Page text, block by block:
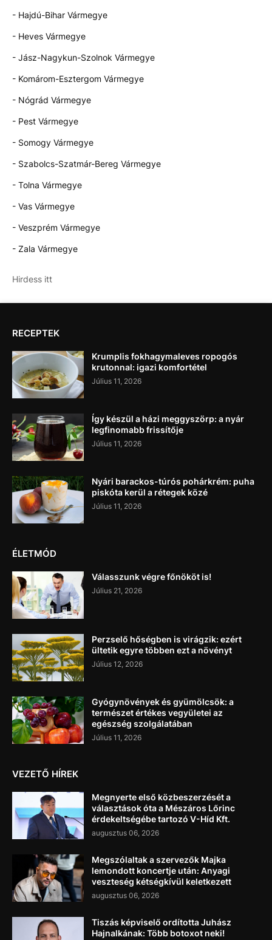
- Hajdú-Bihar Vármegye
- Heves Vármegye
- Jász-Nagykun-Szolnok Vármegye
- Komárom-Esztergom Vármegye
- Nógrád Vármegye
- Pest Vármegye
- Somogy Vármegye
- Szabolcs-Szatmár-Bereg Vármegye
- Tolna Vármegye
- Vas Vármegye
- Veszprém Vármegye
- Zala Vármegye
Hirdess itt
RECEPTEK
Krumplis fokhagymaleves ropogós
krutonnal: igazi komfortétel
Július 11, 2026
Így készül a házi meggyszörp: a nyár
legfinomabb frissítője
Július 11, 2026
Nyári barackos-túrós pohárkrém: puha
piskóta kerül a rétegek közé
Július 11, 2026
ÉLETMÓD
Válasszunk végre főnököt is!
Július 21, 2026
Perzselő hőségben is virágzik: ezért
ültetik egyre többen ezt a növényt
Július 12, 2026
Gyógynövények és gyümölcsök: a
természet értékes vegyületei az
egészség szolgálatában
Július 11, 2026
VEZETŐ HÍREK
Megnyerte első közbeszerzését a
választások óta a Mészáros Lőrinc
érdekeltségébe tartozó V-Híd Kft.
augusztus 06, 2026
Megszólaltak a szervezők Majka
lemondott koncertje után: Anyagi
veszteség kétségkívül keletkezett
augusztus 06, 2026
Tiszás képviselő ordította Juhász
Hajnalkának: Több botoxot neki!